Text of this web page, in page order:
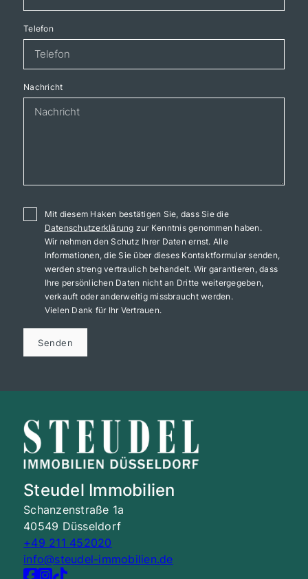
Telefon
Nachricht
Mit diesem Haken bestätigen Sie, dass Sie die
Datenschutzerklärung zur Kenntnis genommen haben.
Wir nehmen den Schutz Ihrer Daten ernst. Alle
Informationen, die Sie über dieses Kontaktformular senden,
werden streng vertraulich behandelt. Wir garantieren, dass
Ihre persönlichen Daten nicht an Dritte weitergegeben,
verkauft oder anderweitig missbraucht werden.
Vielen Dank für Ihr Vertrauen.
Senden
Steudel Immobilien
Schanzenstraße 1a
40549 Düsseldorf
+49 211 452020
info@steudel-immobilien.de